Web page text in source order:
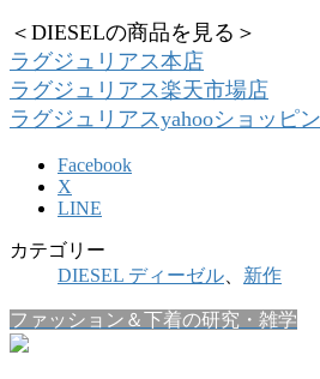
＜DIESELの商品を見る＞
ラグジュリアス本店
ラグジュリアス楽天市場店
ラグジュリアスyahooショッピ
Facebook
X
LINE
カテゴリー
DIESEL ディーゼル
新作
ファッション＆下着の研究・雑学